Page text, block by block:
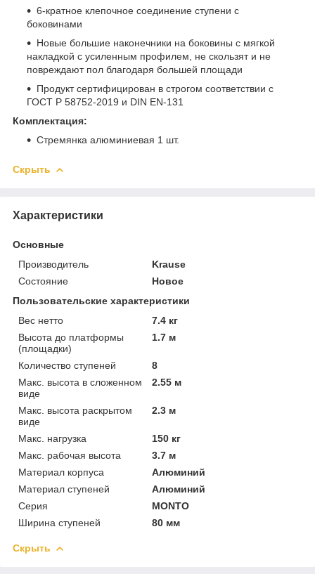
6-кратное клепочное соединение ступени с
боковинами
Новые большие наконечники на боковины с мягкой
накладкой с усиленным профилем, не скользят и не
повреждают пол благодаря большей площади
Продукт сертифицирован в строгом соответствии с
ГОСТ Р 58752-2019 и DIN EN-131
Комплектация:
Стремянка алюминиевая 1 шт.
Скрыть
Характеристики
Основные
Производитель
Krause
Состояние
Новое
Пользовательские характеристики
Вес нетто
7.4 кг
Высота до платформы
(площадки)
1.7 м
Количество ступеней
8
Макс. высота в сложенном
виде
2.55 м
Макс. высота раскрытом
виде
2.3 м
Макс. нагрузка
150 кг
Макс. рабочая высота
3.7 м
Материал корпуса
Алюминий
Материал ступеней
Алюминий
Серия
MONTO
Ширина ступеней
80 мм
Скрыть